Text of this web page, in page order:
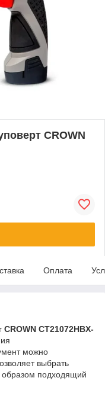
CROWN
Оплата
CT21072HBX-
можно
выбрать
образом подходящий